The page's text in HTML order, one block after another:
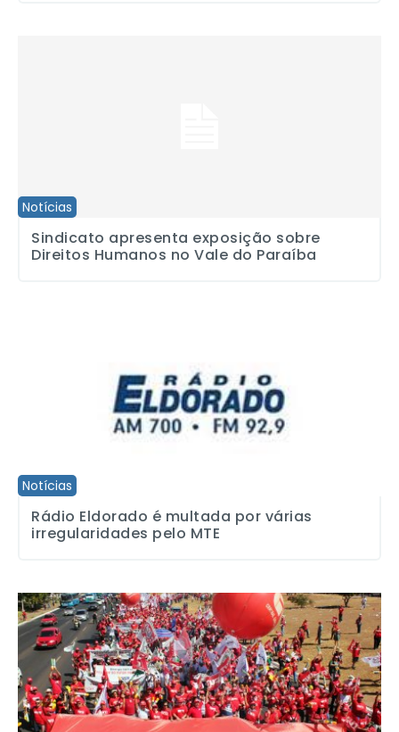
Notícias
Sindicato apresenta exposição sobre
Direitos Humanos no Vale do Paraíba
Notícias
Rádio Eldorado é multada por várias
irregularidades pelo MTE
Mais de dez mil manifestantes ocupam a Esplanada pelos 10%